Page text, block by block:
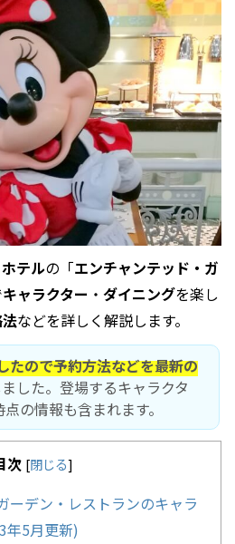
ホテルの「エンチャンテッド・ガ
キャラクター ・ ダイニングを楽し
などを詳しく解説します。
たので予約方法などを最新の
ました。登場するキャラクタ
の情報も含まれます。
次 [閉じる]
ーデン・レストランのキャラ
年5月更新)